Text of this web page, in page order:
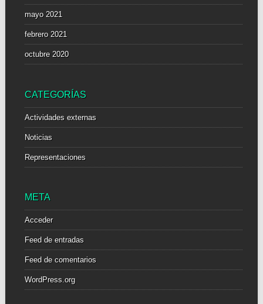
mayo 2021
febrero 2021
octubre 2020
CATEGORÍAS
Actividades externas
Noticias
Representaciones
META
Acceder
Feed de entradas
Feed de comentarios
WordPress.org